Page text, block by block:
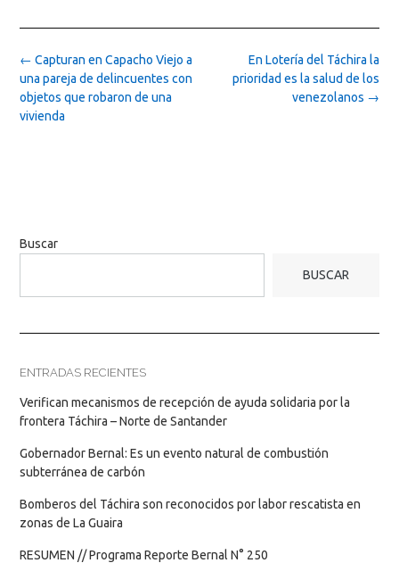
Post
navigation
En Lotería del Táchira la
prioridad es la salud de los
venezolanos →
← Capturan en Capacho Viejo a
una pareja de delincuentes con
objetos que robaron de una
vivienda
Buscar
BUSCAR
ENTRADAS RECIENTES
Verifican mecanismos de recepción de ayuda solidaria por la
frontera Táchira – Norte de Santander
Gobernador Bernal: Es un evento natural de combustión
subterránea de carbón
Bomberos del Táchira son reconocidos por labor rescatista en
zonas de La Guaira
RESUMEN // Programa Reporte Bernal N° 250